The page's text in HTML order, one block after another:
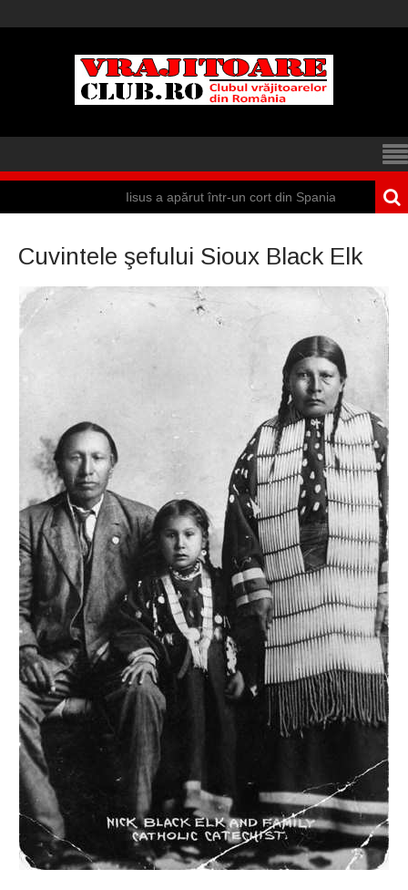
Iisus a apărut într-un cort din Spania
Cuvintele şefului Sioux Black Elk